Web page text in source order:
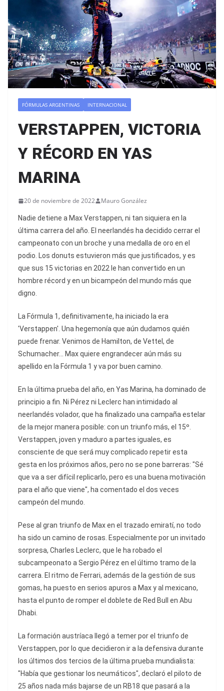
FÓRMULAS ARGENTINAS INTERNACIONAL
VERSTAPPEN, VICTORIA
Y RÉCORD EN YAS
MARINA
20 de noviembre de 2022 Mauro González
Nadie detiene a Max Verstappen, ni tan siquiera en la
última carrera del año. El neerlandés ha decidido cerrar el
campeonato con un broche y una medalla de oro en el
podio. Los donuts estuvieron más que justificados, y es
que sus 15 victorias en 2022 le han convertido en un
hombre récord y en un bicampeón del mundo más que
digno.
La Fórmula 1, definitivamente, ha iniciado la era
'Verstappen'. Una hegemonía que aún dudamos quién
puede frenar. Venimos de Hamilton, de Vettel, de
Schumacher... Max quiere engrandecer aún más su
apellido en la Fórmula 1 y va por buen camino.
En la última prueba del año, en Yas Marina, ha dominado de
principio a fin. Ni Pérez ni Leclerc han intimidado al
neerlandés volador, que ha finalizado una campaña estelar
de la mejor manera posible: con un triunfo más, el 15º.
Verstappen, joven y maduro a partes iguales, es
consciente de que será muy complicado repetir esta
gesta en los próximos años, pero no se pone barreras: "Sé
que va a ser difícil replicarlo, pero es una buena motivación
para el año que viene", ha comentado el dos veces
campeón del mundo.
Pese al gran triunfo de Max en el trazado emiratí, no todo
ha sido un camino de rosas. Especialmente por un invitado
sorpresa, Charles Leclerc, que le ha robado el
subcampeonato a Sergio Pérez en el último tramo de la
carrera. El ritmo de Ferrari, además de la gestión de sus
gomas, ha puesto en serios apuros a Max y al mexicano,
hasta el punto de romper el doblete de Red Bull en Abu
Dhabi.
La formación austríaca llegó a temer por el triunfo de
Verstappen, por lo que decidieron ir a la defensiva durante
los últimos dos tercios de la última prueba mundialista:
"Había que gestionar los neumáticos", declaró el piloto de
25 años nada más bajarse de un RB18 que pasará a la